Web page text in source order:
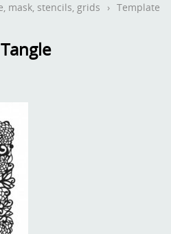
mask, stencils, grids › Template